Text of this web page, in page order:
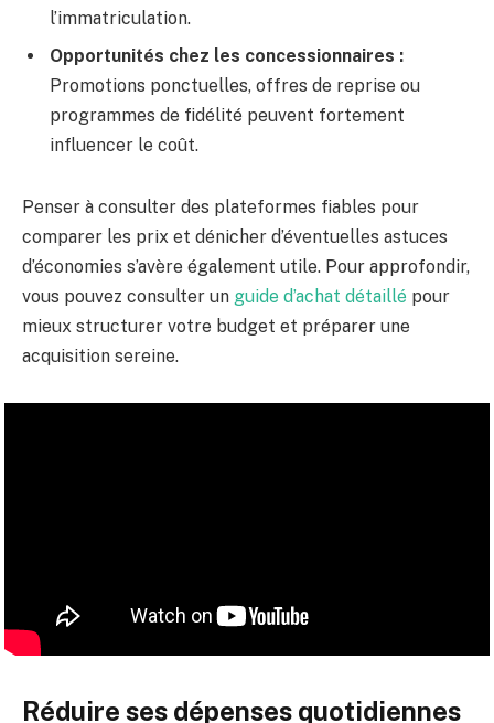
l’immatriculation.
Opportunités chez les concessionnaires :
Promotions ponctuelles, offres de reprise ou
programmes de fidélité peuvent fortement
influencer le coût.
Penser à consulter des plateformes fiables pour
comparer les prix et dénicher d’éventuelles astuces
d’économies s’avère également utile. Pour approfondir,
vous pouvez consulter un guide d’achat détaillé pour
mieux structurer votre budget et préparer une
acquisition sereine.
Réduire ses dépenses quotidiennes